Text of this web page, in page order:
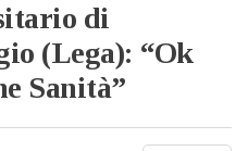
di
(Lega): “Ok
Sanità”